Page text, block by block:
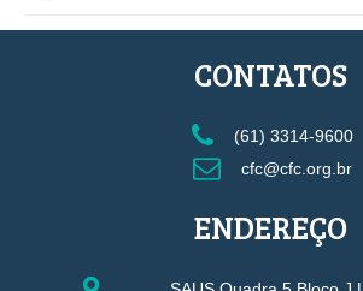
CONTATOS
(61) 3314-9600
cfc@cfc.org.br
ENDEREÇO